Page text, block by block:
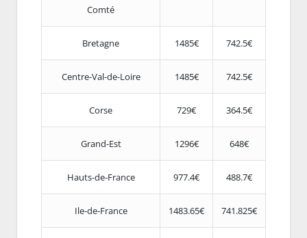
Comté
Bretagne 1485€ 742.5€
Centre-Val-de-Loire 1485€ 742.5€
Corse 729€ 364.5€
Grand-Est 1296€ 648€
Hauts-de-France 977.4€ 488.7€
Ile-de-France 1483.65€ 741.825€